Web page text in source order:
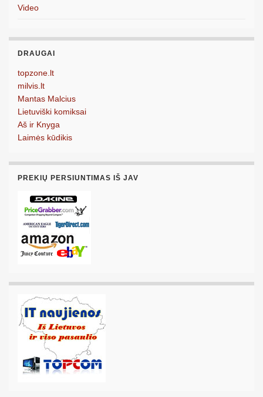
Video
DRAUGAI
topzone.lt
milvis.lt
Mantas Malcius
Lietuviški komiksai
Aš ir Knyga
Laimės kūdikis
PREKIŲ PERSIUNTIMAS IŠ JAV